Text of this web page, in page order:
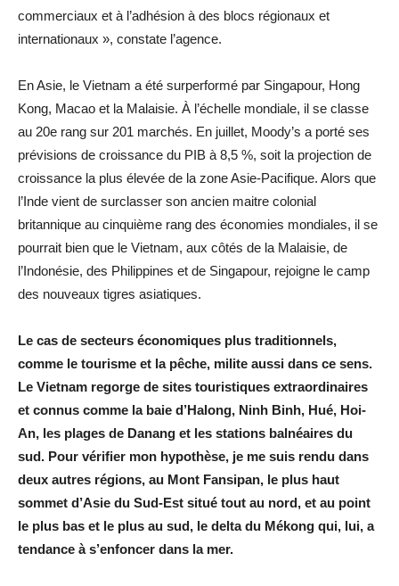
commerciaux et à l’adhésion à des blocs régionaux et
internationaux », constate l’agence.
En Asie, le Vietnam a été surperformé par Singapour, Hong
Kong, Macao et la Malaisie. À l’échelle mondiale, il se classe
au 20e rang sur 201 marchés. En juillet, Moody’s a porté ses
prévisions de croissance du PIB à 8,5 %, soit la projection de
croissance la plus élevée de la zone Asie-Pacifique. Alors que
l’Inde vient de surclasser son ancien maitre colonial
britannique au cinquième rang des économies mondiales, il se
pourrait bien que le Vietnam, aux côtés de la Malaisie, de
l’Indonésie, des Philippines et de Singapour, rejoigne le camp
des nouveaux tigres asiatiques.
Le cas de secteurs économiques plus traditionnels,
comme le tourisme et la pêche, milite aussi dans ce sens.
Le Vietnam regorge de sites touristiques extraordinaires
et connus comme la baie d’Halong, Ninh Binh, Hué, Hoi-
An, les plages de Danang et les stations balnéaires du
sud. Pour vérifier mon hypothèse, je me suis rendu dans
deux autres régions, au Mont Fansipan, le plus haut
sommet d’Asie du Sud-Est situé tout au nord, et au point
le plus bas et le plus au sud, le delta du Mékong qui, lui, a
tendance à s’enfoncer dans la mer.